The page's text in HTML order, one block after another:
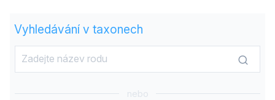
Vyhledávání v taxonech
nebo